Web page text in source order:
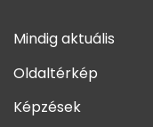
Mindig aktuális
Oldaltérkép
Képzések